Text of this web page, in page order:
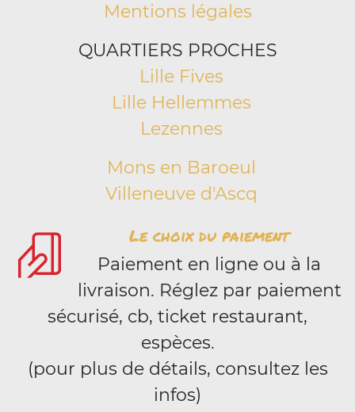
Mentions légales
QUARTIERS PROCHES
Lille Fives
Lille Hellemmes
Lezennes
Mons en Baroeul
Villeneuve d'Ascq
Le choix du paiement
Paiement en ligne ou à la
livraison. Réglez par paiement
sécurisé, cb, ticket restaurant,
espèces.
(pour plus de détails, consultez les
infos)